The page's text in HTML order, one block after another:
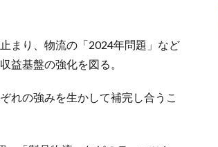
まり、物流の「2024年問題」など
益基盤の強化を図る。
れの強みを生かして補完し合うこ